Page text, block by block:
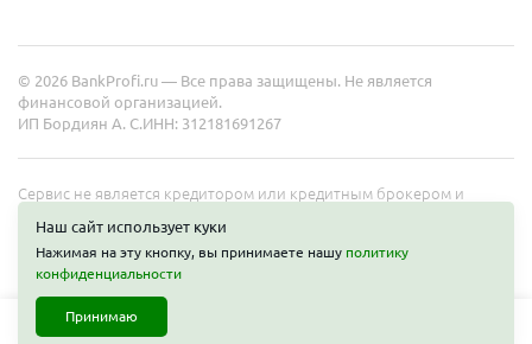
Анапа
Ейск
Свердловская область
Екатеринбург
© 2026 BankProfi.ru — Все права защищены. Не является
финансовой организацией.
ИП Бордиян А. С.ИНН: 312181691267
Сервис не является кредитором или кредитным брокером и
на сайте не является публичной офертой. Полные условия услуг
уточняйте на сайте организаций.
Наш сайт использует куки
Нажимая на эту кнопку, вы принимаете нашу политику
конфиденциальности
Принимаю